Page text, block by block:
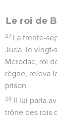
Le roi de
27 La trente-
Juda, le vingt-
Merodac, roi
règne, releva
prison.
28 Il lui parla
trône des rois